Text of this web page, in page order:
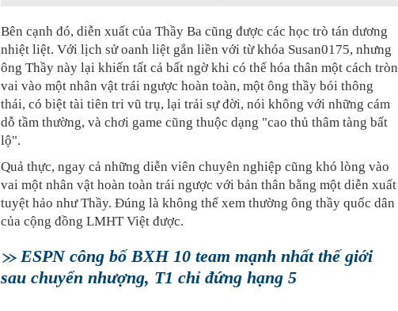
Bên cạnh đó, diễn xuất của Thầy Ba cũng được các học trò tán dương
nhiệt liệt. Với lịch sử oanh liệt gắn liền với từ khóa Susan0175, nhưng
ông Thầy này lại khiến tất cả bất ngờ khi có thể hóa thân một cách tròn
vai vào một nhân vật trái ngược hoàn toàn, một ông thầy bói thông
thái, có biệt tài tiên tri vũ trụ, lại trải sự đời, nói không với những cám
dỗ tầm thường, và chơi game cũng thuộc dạng "cao thủ thâm tàng bất
lộ".
Quả thực, ngay cả những diễn viên chuyên nghiệp cũng khó lòng vào
vai một nhân vật hoàn toàn trái ngược với bản thân bằng một diễn xuất
tuyệt hảo như Thầy. Đúng là không thể xem thường ông thầy quốc dân
của cộng đồng LMHT Việt được.
ESPN công bố BXH 10 team mạnh nhất thế giới
sau chuyển nhượng, T1 chỉ đứng hạng 5